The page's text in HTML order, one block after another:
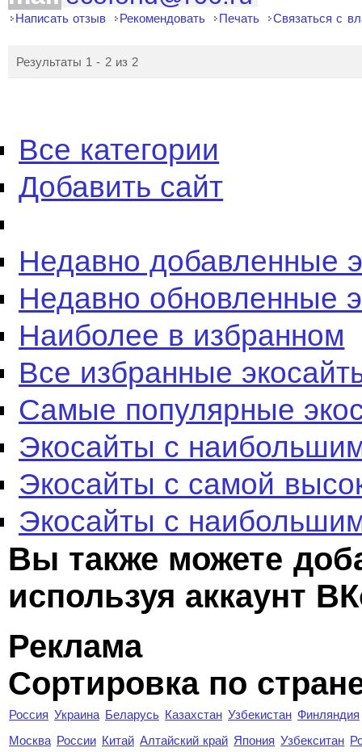
Написать отзыв Рекомендовать Печать Связаться с
Результаты 1 - 2 из 2
Все категории
Добавить сайт
Недавно добавленные
Недавно обновленные
Наиболее в избранном
Все избранные
Самые популярные
Экосайты с
Экосайты с самой
Экосайты с
Вы также можете
используя аккаунт
Реклама
Сортировка по
Россия Украина Беларусь Казахстан Узбекистан Финляндия
Москва России Китай Алтайский край Япония Узбекситан